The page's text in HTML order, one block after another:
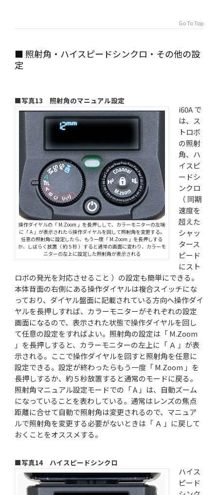
Go To Top
■ 照射角・ハイスピードシンクロ・その他の設
定
■写真13 照射角のマニュアル設定
操作ダイヤルの「 M.Zoom 」を長押しして、カラーモニターの左端
に「 A 」が表示されたら操作ダイヤルを回して照射角を変更する。
任意の照射角に設定したら、もう一度「 M.Zoom 」を長押しする
か、しばらく放置（ 約５秒 ）すると通常の画面に変わり、カラーモ
ニターの左上に設定した照射角が表示される
i60A で
は、ス
トロボ
の照射
角、ハ
イスピ
ードシ
ンクロ
（ 同期
速度を
超えた
シャッ
タース
ピード
にスト
ロボの発光を対応させること ）の設定も簡単にできる。
本体背面の右側にある操作ダイヤルは複合スイッチにな
っており、ダイヤル盤面に記載されている方向へ操作ダイ
ヤルを長押しすれば、カラーモニターがそれぞれの設定
画面になるので、表示された状態で操作ダイヤルを回し
て任意の設定をすればよい。照射角の設定は「 M.Zoom
」を長押しすると、カラーモニターの左上に「 Ａ 」が表
示される。ここで操作ダイヤルを回すと照射角を任意に
設定できる。設定が終わったらもう一度「 M.Zoom 」を
長押しするか、約５秒放置すると通常のモードに戻る。
照射角マニュアル設定モードでの「 A 」は、自動ズーム
になっていることを表わしている。通常はレンズの焦点
距離に合せて自動で照射角は変更されるので、マニュア
ルで照射角を変更する必要がないときは「 Ａ 」に戻して
おくことをオススメする。
■写真14 ハイスピードシンクロ
ハイス
ピード